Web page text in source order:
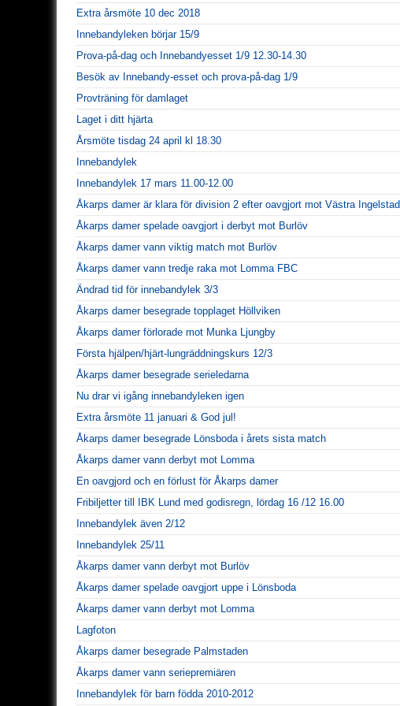
Extra årsmöte 10 dec 2018
Innebandyleken börjar 15/9
Prova-på-dag och Innebandyesset 1/9 12.30-14.30
Besök av Innebandy-esset och prova-på-dag 1/9
Provträning för damlaget
Laget i ditt hjärta
Årsmöte tisdag 24 april kl 18.30
Innebandylek
Innebandylek 17 mars 11.00-12.00
Åkarps damer är klara för division 2 efter oavgjort mot Västra Ingelstad
Åkarps damer spelade oavgjort i derbyt mot Burlöv
Åkarps damer vann viktig match mot Burlöv
Åkarps damer vann tredje raka mot Lomma FBC
Ändrad tid för innebandylek 3/3
Åkarps damer besegrade topplaget Höllviken
Åkarps damer förlorade mot Munka Ljungby
Första hjälpen/hjärt-lungräddningskurs 12/3
Åkarps damer besegrade serieledarna
Nu drar vi igång innebandyleken igen
Extra årsmöte 11 januari & God jul!
Åkarps damer besegrade Lönsboda i årets sista match
Åkarps damer vann derbyt mot Lomma
En oavgjord och en förlust för Åkarps damer
Fribiljetter till IBK Lund med godisregn, lördag 16 /12 16.00
Innebandylek även 2/12
Innebandylek 25/11
Åkarps damer vann derbyt mot Burlöv
Åkarps damer spelade oavgjort uppe i Lönsboda
Åkarps damer vann derbyt mot Lomma
Lagfoton
Åkarps damer besegrade Palmstaden
Åkarps damer vann seriepremiären
Innebandylek för barn födda 2010-2012